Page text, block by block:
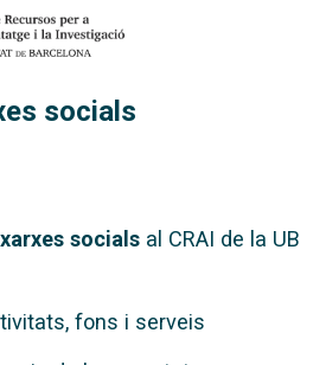
Vés al contingut
socials
xarxes socials al CRAI de la UB
fons i serveis